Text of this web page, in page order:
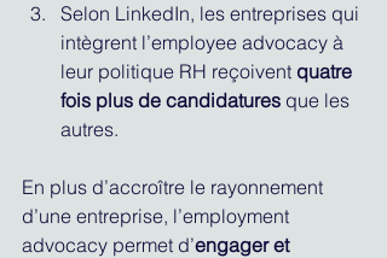
Selon LinkedIn, les entreprises qui
intègrent l’employee advocacy à
leur politique RH reçoivent quatre
fois plus de candidatures que les
autres.
En plus d’accroître le rayonnement
d’une entreprise, l’employment
advocacy permet d’engager et